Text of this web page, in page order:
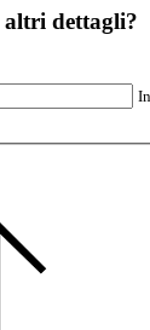
altri dettagli?